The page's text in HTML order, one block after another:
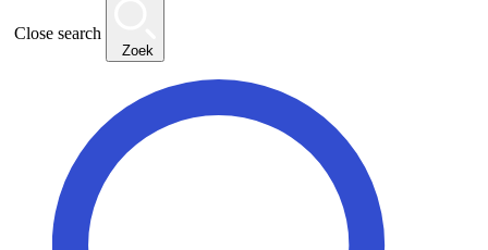
Close search
Zoek